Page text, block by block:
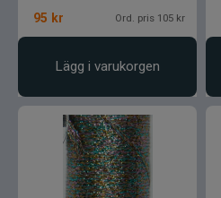
95 kr Ord. pris 105 kr
Lägg i varukorgen